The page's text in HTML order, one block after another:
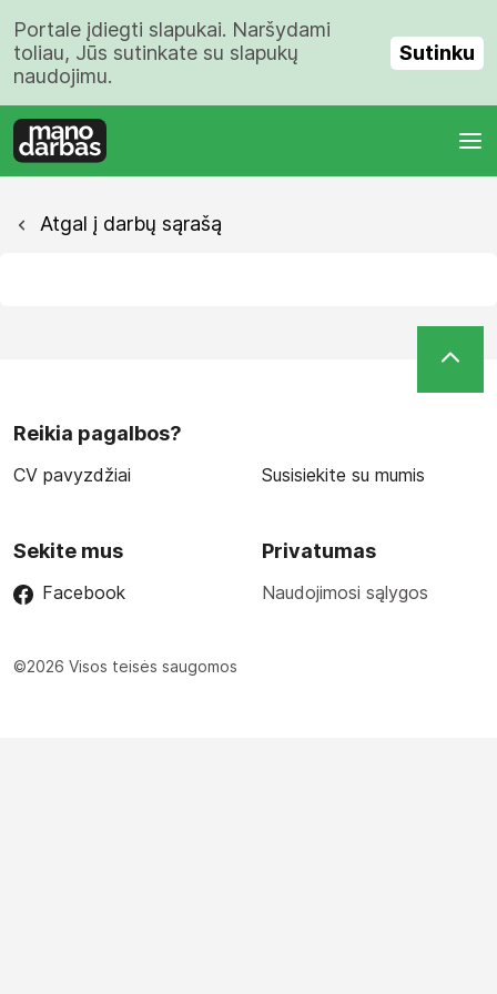
Portale įdiegti slapukai. Naršydami
toliau, Jūs sutinkate su slapukų
naudojimu.
Sutinku
Atgal į darbų sąrašą
Reikia pagalbos?
CV pavyzdžiai Susisiekite su mumis
Sekite mus
Facebook
Privatumas
Naudojimosi sąlygos
©2026 Visos teisės saugomos